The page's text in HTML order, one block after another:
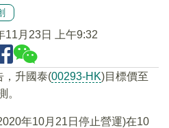
11月23日 上午9:32
，升國泰(00293-HK)目標價至
。
年10月21日停止營運)在10